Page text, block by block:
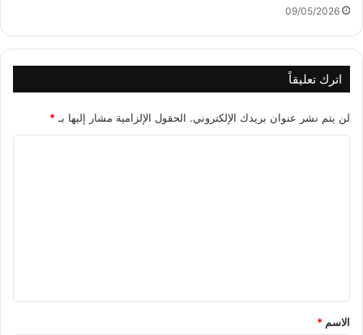
09/05/2026
اترك تعليقاً
لن يتم نشر عنوان بريدك الإلكتروني. الحقول الإلزامية مشار إليها بـ *
*
الاسم *